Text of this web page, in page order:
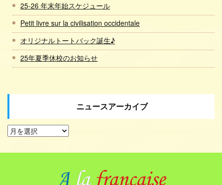
25-26 年末年始スケジュール
Petit livre sur la civilisation occidentale
オリジナルトートバック誕生♪
25年夏季休校のお知らせ
ニュースアーカイブ